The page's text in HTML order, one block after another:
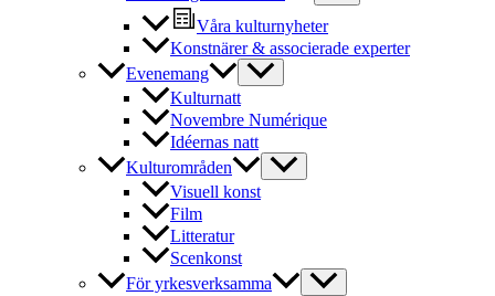
Våra kulturnyheter
Konstnärer & associerade experter
Evenemang
Kulturnatt
Novembre Numérique
Idéernas natt
Kulturområden
Visuell konst
Film
Litteratur
Scenkonst
För yrkesverksamma